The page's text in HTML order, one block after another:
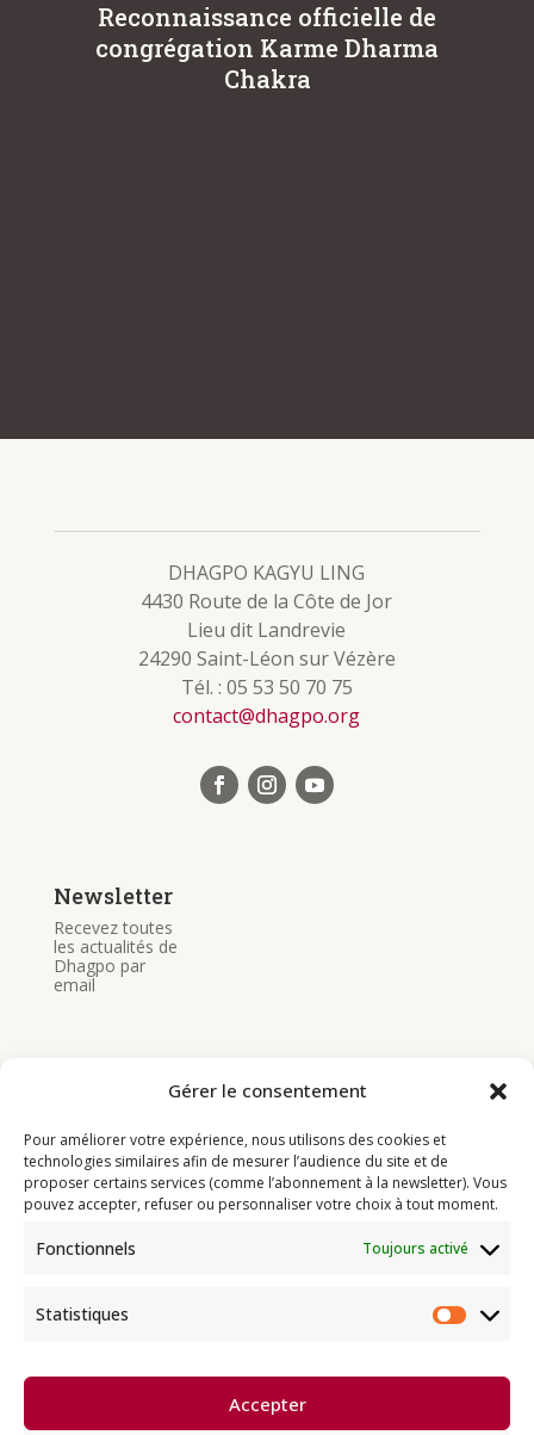
Gérer le consentement
Pour améliorer votre expérience, nous utilisons des cookies et
technologies similaires afin de mesurer l’audience du site et de
proposer certains services (comme l’abonnement à la newsletter). Vous
pouvez accepter, refuser ou personnaliser votre choix à tout moment.
Fonctionnels Toujours activé
Statistiques
Accepter
Reconnaissance officielle de
congrégation Karme Dharma
Chakra
DHAGPO KAGYU LING
4430 Route de la Côte de Jor
Lieu dit Landrevie
24290 Saint-Léon sur Vézère
Tél. : 05 53 50 70 75
contact@dhagpo.org
Newsletter
Recevez toutes
les actualités de
Dhagpo par
email
Bouddhisme
Programme
Soutenir
Dhagpo Kagyu Ling, sous la